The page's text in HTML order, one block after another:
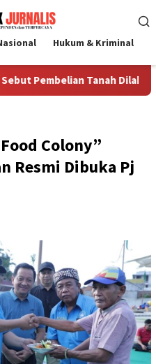
Hukum & Kriminal
Tanah Dilakukan
Colony”
Resmi Dibuka Pj